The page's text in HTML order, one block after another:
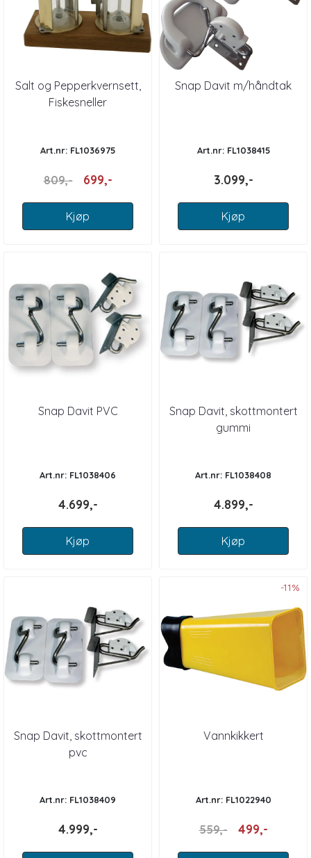
Salt og Pepperkvernsett,
Fiskesneller
Art.nr: FL1036975
809,- 699,-
Kjøp
Snap Davit m/håndtak
Art.nr: FL1038415
3.099,-
Kjøp
Snap Davit PVC
Art.nr: FL1038406
4.699,-
Kjøp
Snap Davit, skottmontert
gummi
Art.nr: FL1038408
4.899,-
Kjøp
Snap Davit, skottmontert
pvc
Art.nr: FL1038409
4.999,-
-11%
Vannkikkert
Art.nr: FL1022940
559,- 499,-